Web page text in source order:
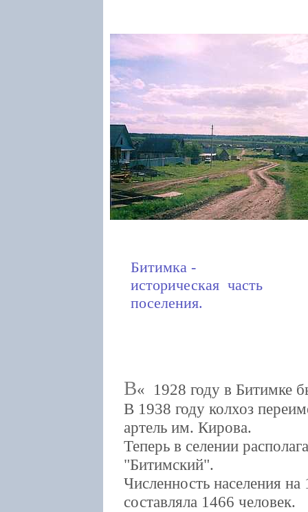
Битимка -
историческая часть
поселения.
В
1928 году в Битимке
В 1938 году колхоз
артель им. Кирова.
Теперь в селении
"Битимский".
Численность населения
составляла 1466 человек.